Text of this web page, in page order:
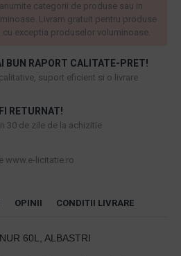
BUN RAPORT CALITATE-PRET!
suport eficient si o livrare
RETURNAT!
30 de zile de la achizitie
www.e-licitatie.ro
categorii de produse sau in
Livram gratuit pentru produse
cu exceptia produselor voluminoase.
OPINII CONDITII LIVRARE
60L, ALBASTRI